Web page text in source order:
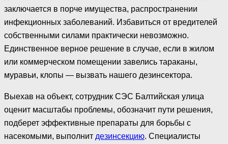
заключается в порче имущества, распространении
инфекционных заболеваний. Избавиться от вредителей
собственными силами практически невозможно.
Единственное верное решение в случае, если в жилом
или коммерческом помещении завелись тараканы,
муравьи, клопы — вызвать нашего дезинсектора.
Выехав на объект, сотрудник СЭС Балтийская улица
оценит масштабы проблемы, обозначит пути решения,
подберет эффективные препараты для борьбы с
насекомыми, выполнит дезинсекцию. Специалисты